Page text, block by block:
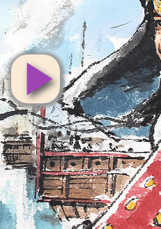
영
상
재